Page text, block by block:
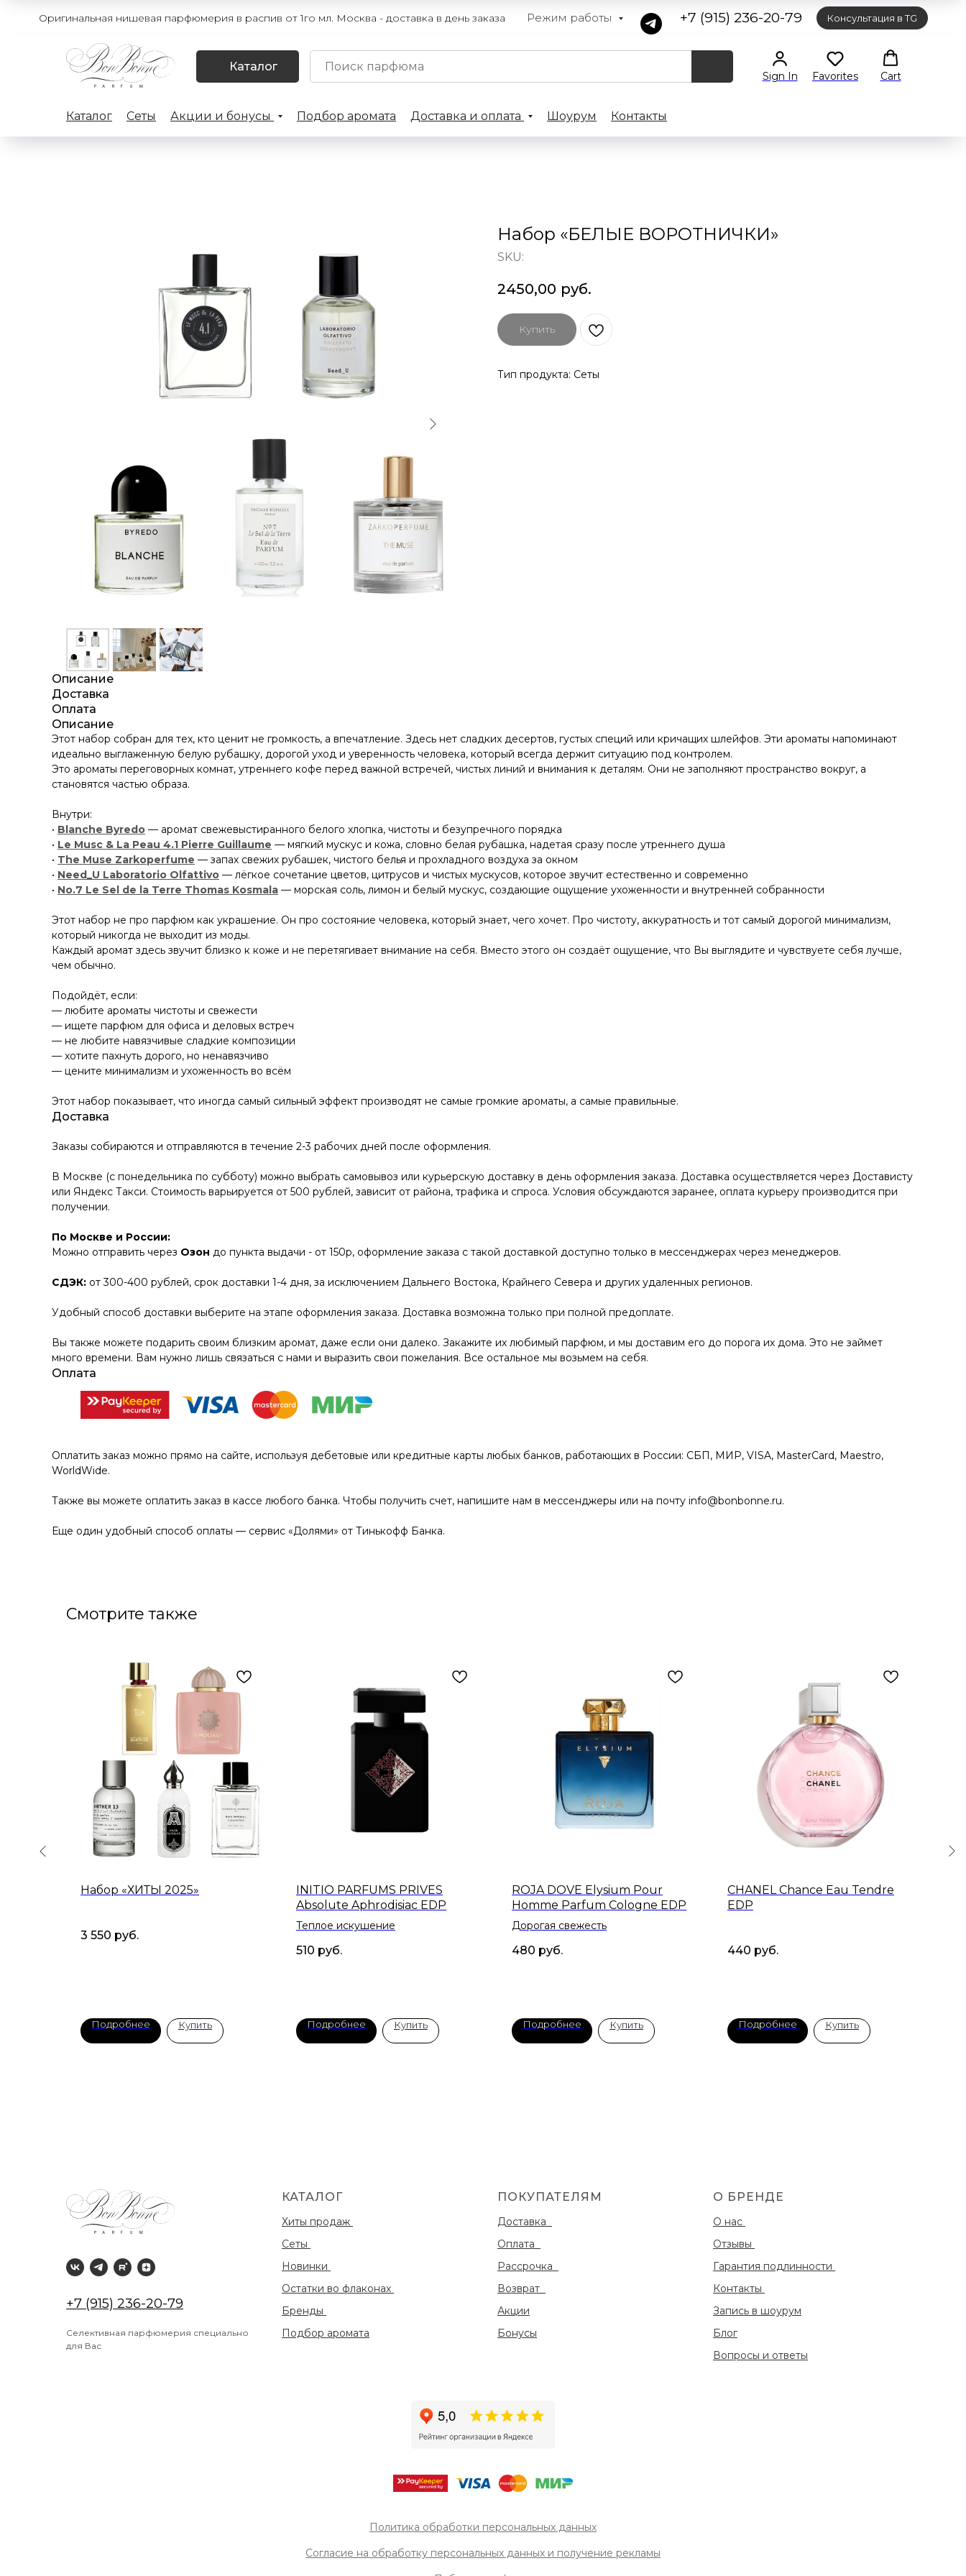
Оригинальная нишевая парфюмерия в распив от 1го мл. Москва - доставка в день заказа Режим работы +7 (915) 236-20-79 Консультация в TG
Каталог
Sign In Favorites Cart
Каталог Сеты Акции и бонусы Подбор аромата Доставка и оплата Шоурум Контакты
Набор «БЕЛЫЕ ВОРОТНИЧКИ»
SKU:
2450,00 руб.
Купить
Тип продукта: Сеты
Описание
Доставка
Оплата
Описание
Этот набор собран для тех, кто ценит не громкость, а впечатление. Здесь нет сладких десертов, густых специй или кричащих шлейфов. Эти ароматы напоминают
идеально выглаженную белую рубашку, дорогой уход и уверенность человека, который всегда держит ситуацию под контролем.
Это ароматы переговорных комнат, утреннего кофе перед важной встречей, чистых линий и внимания к деталям. Они не заполняют пространство вокруг, а
становятся частью образа.
Внутри:
• Blanche Byredo — аромат свежевыстиранного белого хлопка, чистоты и безупречного порядка
• Le Musc & La Peau 4.1 Pierre Guillaume — мягкий мускус и кожа, словно белая рубашка, надетая сразу после утреннего душа
• The Muse Zarkoperfume — запах свежих рубашек, чистого белья и прохладного воздуха за окном
• Need_U Laboratorio Olfattivo — лёгкое сочетание цветов, цитрусов и чистых мускусов, которое звучит естественно и современно
• No.7 Le Sel de la Terre Thomas Kosmala — морская соль, лимон и белый мускус, создающие ощущение ухоженности и внутренней собранности
Этот набор не про парфюм как украшение. Он про состояние человека, который знает, чего хочет. Про чистоту, аккуратность и тот самый дорогой минимализм,
который никогда не выходит из моды.
Каждый аромат здесь звучит близко к коже и не перетягивает внимание на себя. Вместо этого он создаёт ощущение, что Вы выглядите и чувствуете себя лучше,
чем обычно.
Подойдёт, если:
— любите ароматы чистоты и свежести
— ищете парфюм для офиса и деловых встреч
— не любите навязчивые сладкие композиции
— хотите пахнуть дорого, но ненавязчиво
— цените минимализм и ухоженность во всём
Этот набор показывает, что иногда самый сильный эффект производят не самые громкие ароматы, а самые правильные.
Доставка
Заказы собираются и отправляются в течение 2-3 рабочих дней после оформления.
В Москве (с понедельника по субботу) можно выбрать самовывоз или курьерскую доставку в день оформления заказа. Доставка осуществляется через Достависту
или Яндекс Такси. Стоимость варьируется от 500 рублей, зависит от района, трафика и спроса. Условия обсуждаются заранее, оплата курьеру производится при
получении.
По Москве и России:
Можно отправить через Озон до пункта выдачи - от 150р, оформление заказа с такой доставкой доступно только в мессенджерах через менеджеров.
СДЭК: от 300-400 рублей, срок доставки 1-4 дня, за исключением Дальнего Востока, Крайнего Севера и других удаленных регионов.
Удобный способ доставки выберите на этапе оформления заказа. Доставка возможна только при полной предоплате.
Вы также можете подарить своим близким аромат, даже если они далеко. Закажите их любимый парфюм, и мы доставим его до порога их дома. Это не займет
много времени. Вам нужно лишь связаться с нами и выразить свои пожелания. Все остальное мы возьмем на себя.
Оплата
Оплатить заказ можно прямо на сайте, используя дебетовые или кредитные карты любых банков, работающих в России: СБП, МИР, VISA, MasterCard, Maestro,
WorldWide.
Также вы можете оплатить заказ в кассе любого банка. Чтобы получить счет, напишите нам в мессенджеры или на почту info@bonbonne.ru.
Еще один удобный способ оплаты — сервис «Долями» от Тинькофф Банка.
Смотрите также
Набор «ХИТЫ 2025»
3 550 руб.
Подробнее Купить
INITIO PARFUMS PRIVES
Absolute Aphrodisiac EDP
Теплое искушение
510 руб.
Подробнее Купить
ROJA DOVE Elysium Pour
Homme Parfum Cologne EDP
Дорогая свежесть
480 руб.
Подробнее Купить
CHANEL Chance Eau Tendre
EDP
440 руб.
Подробнее Купить
+7 (915) 236-20-79
Селективная парфюмерия специально
для Вас
КАТАЛОГ
Хиты продаж
Сеты
Новинки
Остатки во флаконах
Бренды
Подбор аромата
ПОКУПАТЕЛЯМ
Доставка
Оплата
Рассрочка
Возврат
Акции
Бонусы
О БРЕНДЕ
О нас
Отзывы
Гарантия подлинности
Контакты
Запись в шоурум
Блог
Вопросы и ответы
Политика обработки персональных данных
Согласие на обработку персональных данных и получение рекламы